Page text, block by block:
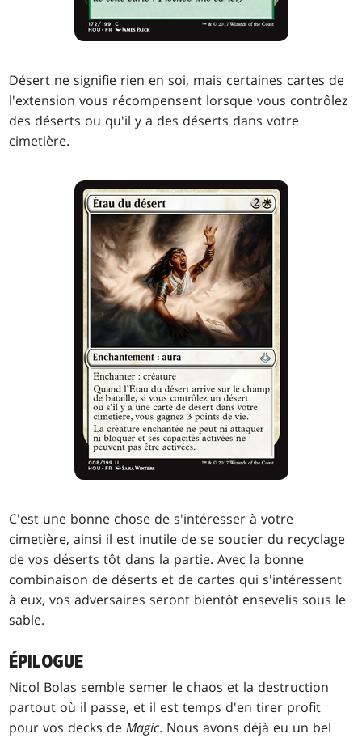
Désert ne signifie rien en soi, mais certaines cartes de
l'extension vous récompensent lorsque vous contrôlez
des déserts ou qu'il y a des déserts dans votre
cimetière.
C'est une bonne chose de s'intéresser à votre
cimetière, ainsi il est inutile de se soucier du recyclage
de vos déserts tôt dans la partie. Avec la bonne
combinaison de déserts et de cartes qui s'intéressent
à eux, vos adversaires seront bientôt ensevelis sous le
sable.
ÉPILOGUE
Nicol Bolas semble semer le chaos et la destruction
partout où il passe, et il est temps d'en tirer profit
pour vos decks deMagic. Nous avons déjà eu un bel